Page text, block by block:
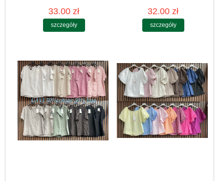
33.00 zł
szczegóły
32.00 zł
szczegóły